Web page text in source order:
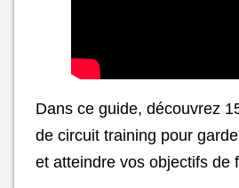
Dans ce guide, découvrez
de circuit training pour
et atteindre vos objectifs de